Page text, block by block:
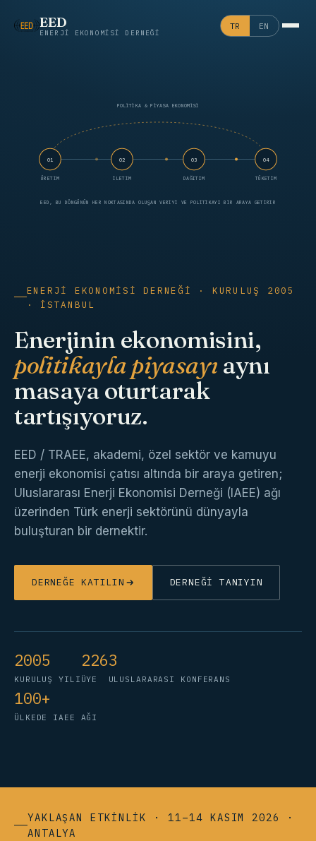
EED
ENERJI EKONOMISI DERNEĞI
TR EN
ENERJI EKONOMISI DERNEĞI · KURULUŞ 2005
· İSTANBUL
Enerjinin ekonomisini,
politikayla piyasayı aynı
masaya oturtarak
tartışıyoruz.
EED / TRAEE, akademi, özel sektör ve kamuyu
enerji ekonomisi çatısı altında bir araya getiren;
Uluslararası Enerji Ekonomisi Derneği (IAEE) ağı
üzerinden Türk enerji sektörünü dünyayla
buluşturan bir dernektir.
DERNEĞE KATILIN DERNEĞI TANIYIN
2005
KURULUŞ YILI
226
ÜYE
3
ULUSLARARASI KONFERANS
100+
ÜLKEDE IAEE AĞI
POLİTİKA & PİYASA EKONOMİSİ
01
ÜRETİM
02
İLETİM
03
DAĞITIM
04
TÜKETİM
EED, BU DÖNGÜNÜN HER NOKTASINDA OLUŞAN VERIYI VE POLITIKAYI BIR ARAYA GETIRIR
YAKLAŞAN ETKINLIK · 11–14 KASIM 2026 ·
ANTALYA